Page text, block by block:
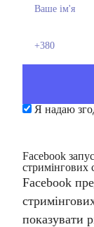
Я надаю
Facebook
стримінгових
Facebook
показувати